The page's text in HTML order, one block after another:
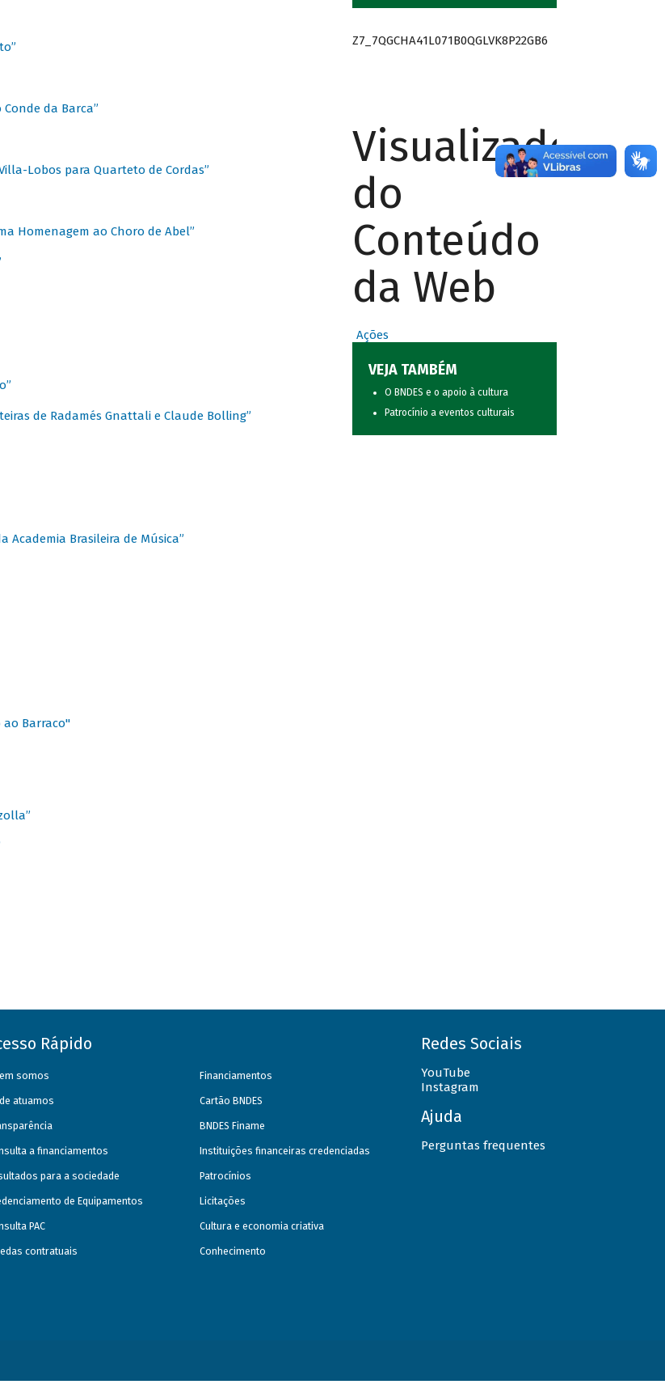
da Barca”
Lobos para Quarteto de Cordas”
Homenagem ao Choro de Abel”
de Radamés Gnattali e Claude Bolling”
Academia Brasileira de Música”
ao Barraco"
Z7_7QGCHA41L071B0QGLVK8P22GB6
Visualizador
do
Conteúdo
da Web
Ações
VEJA TAMBÉM
O BNDES e o apoio à cultura
Patrocínio a eventos culturais
Rápido
somos
atuamos
a financiamentos
para a sociedade
de Equipamentos
PAC
contratuais
Financiamentos
Cartão BNDES
BNDES Finame
Instituições financeiras credenciadas
Patrocínios
Licitações
Cultura e economia criativa
Conhecimento
Redes Sociais
YouTube
Instagram
Ajuda
Perguntas frequentes